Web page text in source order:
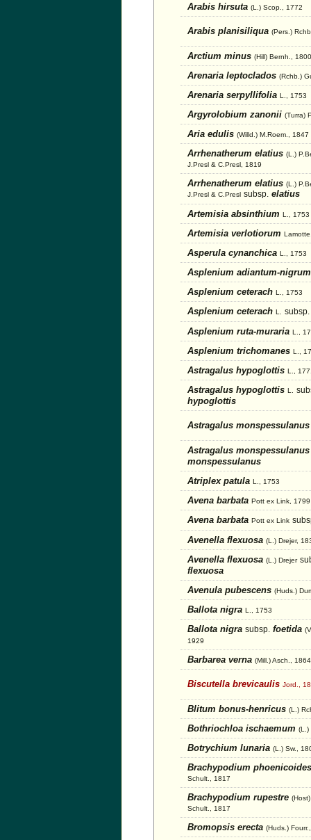
Arabis hirsuta (L.) Scop., 1772
Arabis planisiliqua (Pers.)
Arctium minus (Hill) Bernh., 1800
Arenaria leptoclados (Rchb.)
Arenaria serpyllifolia L., 1753
Argyrolobium zanonii (Turra)
Aria edulis (Willd.) M.Roem., 1847
Arrhenatherum elatius (L.)
J.Presl & C.Presl, 1819
Arrhenatherum elatius (L.)
J.Presl & C.Presl subsp.elatius
Artemisia absinthium L., 1753
Artemisia verlotiorum
Asperula cynanchica L., 1753
Asplenium adiantum-
Asplenium ceterach L., 1753
Asplenium ceterach L. subsp.
Asplenium ruta-muraria L.,
Asplenium trichomanes L.,
Astragalus hypoglottis L.,
Astragalus hypoglottis L.
hypoglottis
Astragalus
Astragalus
monspessulanus
Atriplex patula L., 1753
Avena barbata Pott ex Link, 1799
Avena barbata Pott ex Link
Avenella flexuosa (L.) Drejer,
Avenella flexuosa (L.) Drejer
flexuosa
Avenula pubescens (Huds.)
Ballota nigra L., 1753
Ballota nigra subsp.foetida
1929
Barbarea verna (Mill.) Asch., 1864
Biscutella brevicaulis Jord.,
Blitum bonus-henricus (L.)
Bothriochloa ischaemum (L.)
Botrychium lunaria (L.) Sw.,
Brachypodium
Schult., 1817
Brachypodium rupestre
Schult., 1817
Bromopsis erecta (Huds.)